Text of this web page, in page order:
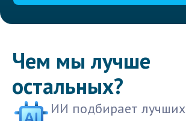
Чем мы лучше
остальных?
ИИ подбирает лучших